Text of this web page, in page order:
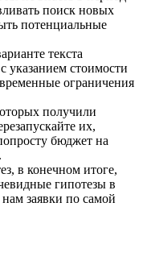
поиск новых
потенциальные
текста
указанием стоимости
ограничения
получили
их,
бюджет на
в конечном итоге,
гипотезы в
заявки по самой